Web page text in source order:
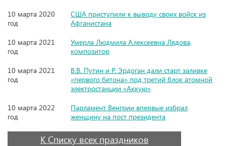
10 марта 2020
год
США приступили к выводу своих войск из
Афганистана
10 марта 2021
год
Умерла Людмила Алексеевна Лядова,
композитор
10 марта 2021
год
В.В. Путин и Р. Эрдоган дали старт заливке
«первого бетона» под третий блок атомной
электростанции «Аккую»
10 марта 2022
год
Парламент Венгрии впервые избрал
женщину на пост президента
К Списку всех праздников